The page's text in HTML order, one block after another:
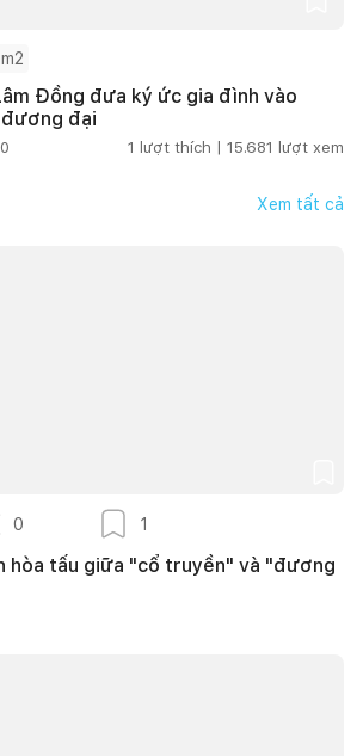
Đồng đưa ký ức gia đình vào
đại
1 lượt thích | 15.681 lượt xem
Xem tất cả
0 1
hòa tấu giữa "cổ truyền" và "đương